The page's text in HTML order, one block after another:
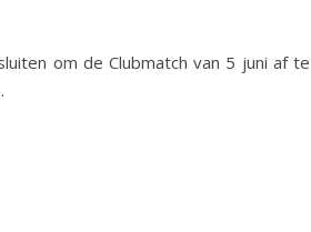
om de Clubmatch van 5 juni af te